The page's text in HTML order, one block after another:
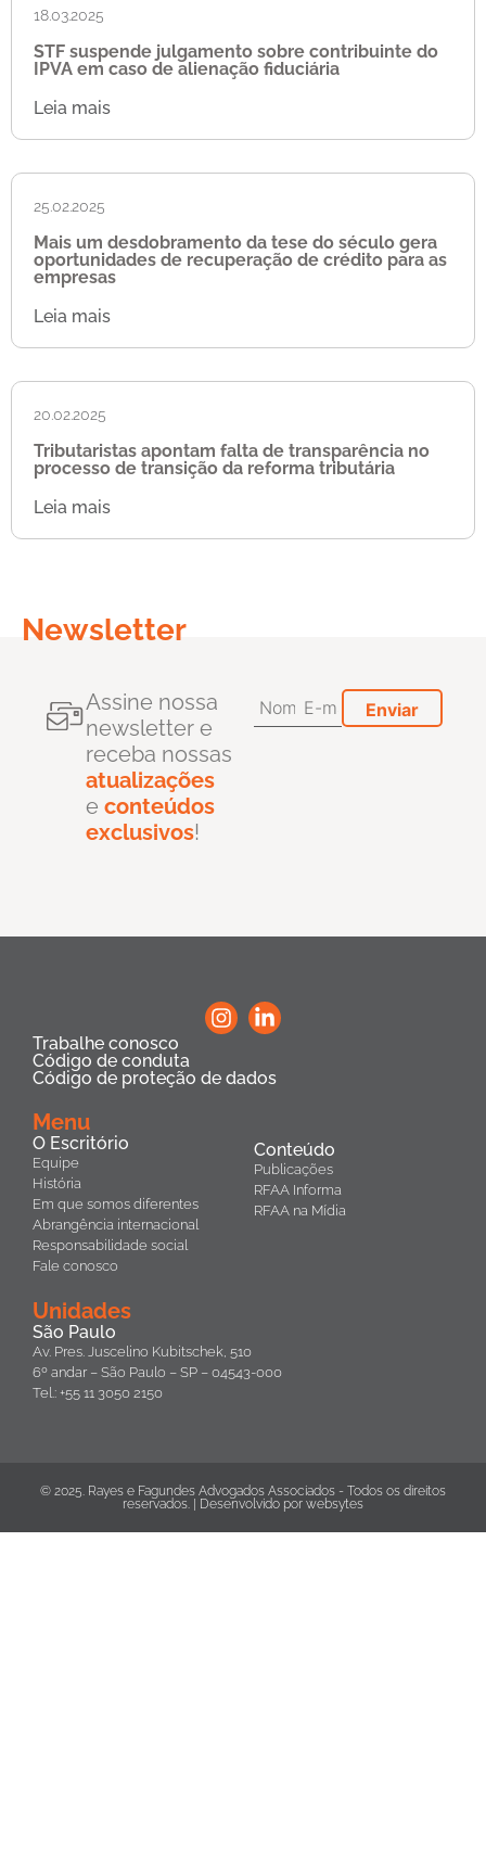
18.03.2025
STF suspende julgamento sobre contribuinte do
IPVA em caso de alienação fiduciária
Leia mais
25.02.2025
Mais um desdobramento da tese do século gera
oportunidades de recuperação de crédito para as
empresas
Leia mais
20.02.2025
Tributaristas apontam falta de transparência no
processo de transição da reforma tributária
Leia mais
Newsletter
Assine nossa
newsletter e
receba nossas
atualizações
e conteúdos
exclusivos!
Trabalhe conosco
Código de conduta
Código de proteção de dados
Menu
O Escritório
Equipe
História
Em que somos diferentes
Abrangência internacional
Responsabilidade social
Fale conosco
Conteúdo
Publicações
RFAA Informa
RFAA na Mídia
Unidades
São Paulo
Av. Pres. Juscelino Kubitschek, 510
6º andar – São Paulo – SP – 04543-000
Tel.: +55 11 3050 2150
© 2025. Rayes e Fagundes Advogados Associados - Todos os direitos
reservados. | Desenvolvido por websytes